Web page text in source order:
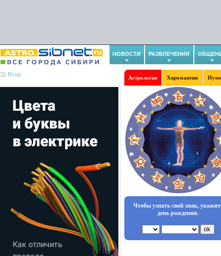
НОВОСТИ РАЗВЛЕЧЕНИЯ
Вход
Астрология Хиромантия
Чтобы узнать свой знак,
день рождения.